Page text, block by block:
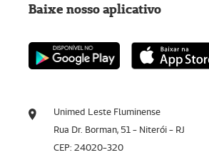
Unimed Leste Fluminense
Rua Dr. Borman, 51 - Niterói - RJ
CEP: 24020-320
Baixe nosso aplicativo